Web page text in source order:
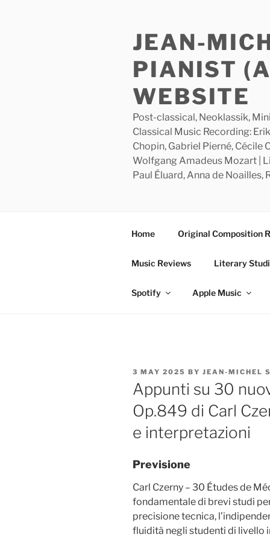
JEAN-
PIANIST
WEBSITE
Post-classical, Neoklassik,
Classical Music Recording:
Chopin, Gabriel Pierné, Cécile
Wolfgang Amadeus Mozart |
Paul Éluard, Anna de Noailles,
Home Original Composition
Music Reviews Literary
Spotify Apple Music
POSTED
ON
3 MAY 2025 BY JEAN-MICHEL
Appunti su 30
Op.849 di Carl
e interpretazioni
Previsione
Carl Czerny – 30 Études de
fondamentale di brevi studi
precisione tecnica,
fluidità negli studenti di livello